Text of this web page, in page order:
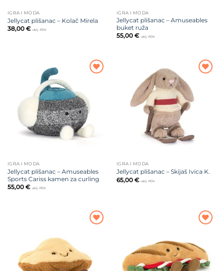
IGRA I MODA
Jellycat plišanac – Kolač Mirela
38,00 € uklj. PDV
IGRA I MODA
Jellycat plišanac – Amuseables
buket ruža
55,00 € uklj. PDV
IGRA I MODA
Jellycat plišanac – Amuseables
Sports Cariss kamen za curling
55,00 € uklj. PDV
IGRA I MODA
Jellycat plišanac – Skijaš Ivica K.
65,00 € uklj. PDV
želja